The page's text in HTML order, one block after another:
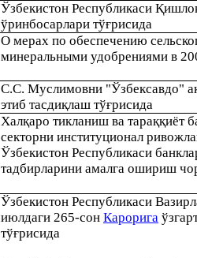
Ўзбекистон Республикаси Қишло
ўринбосарлари тўғрисида
О мерах по обеспечению
минеральными удобрениями в
С.С. Муслимовни "Ўзбексавдо"
этиб тасдиқлаш тўғрисида
Халқаро тикланиш ва тараққиёт
секторни институционал
Ўзбекистон Республикаси
тадбирларини амалга ошириш
Ўзбекистон Республикаси
июлдаги 265-сон Карорига
тўғрисида